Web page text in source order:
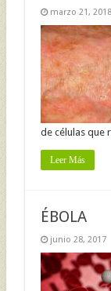
marzo 21, 2018
de células que
Leer Más
ÉBOLA
junio 28, 2017